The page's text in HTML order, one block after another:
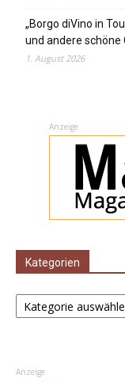
„Borgo diVino in
und andere schöne
1. August 2026
Anzeige
Kategorien
Kategorien
Anzeige